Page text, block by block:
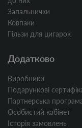
Запальнички
Ковпаки
Гільзи для цигарок
Додатково
Виробники
Подарункові
Партнерська
Особистий кабінет
Історія замовлень